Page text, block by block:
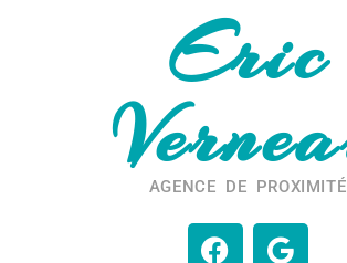
Eric
AGENCE DE PROXIMITÉ